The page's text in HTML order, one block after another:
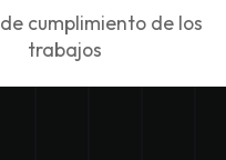
cumplimiento de los
trabajos